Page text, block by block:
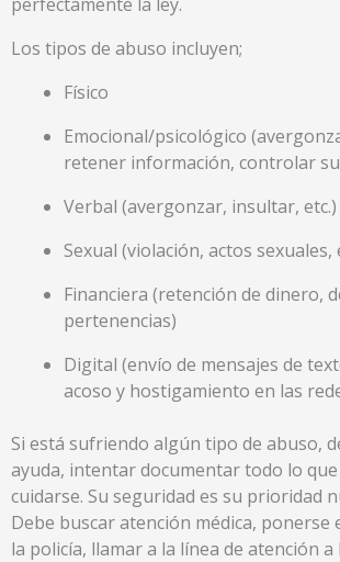
Los tipos de abuso incluyen;
Físico
Emocional/psicológico
retener información, controlar su
Verbal (avergonzar, insultar, etc.)
Sexual (violación, actos sexuales,
Financiera (retención de dinero,
pertenencias)
Digital (envío de mensajes de
acoso y hostigamiento en las
Si está sufriendo algún tipo de abuso,
ayuda, intentar documentar todo lo
cuidarse. Su seguridad es su prioridad
Debe buscar atención médica, ponerse
la policía, llamar a la línea de atención a